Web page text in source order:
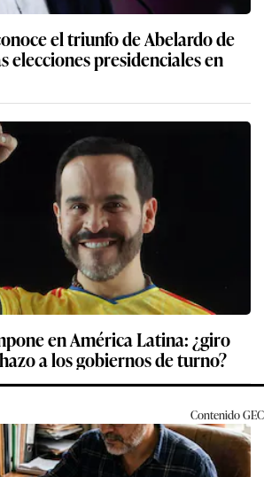
el triunfo de Abelardo de
elecciones presidenciales en
en América Latina: ¿giro
a los gobiernos de turno?
ContenidoGEC